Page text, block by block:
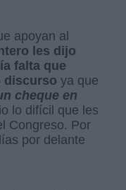
apoyan al
les dijo
falta que
discurso ya que
cheque en
lo difícil que les
Congreso. Por
por delante